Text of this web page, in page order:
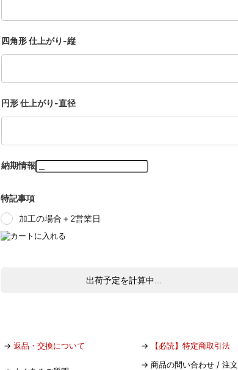
四角形 仕上がり-縦
円形 仕上がり-直径
納期情報
特記事項
加工の場合＋2営業日
出荷予定を計算中...
→ 返品・交換について → 【必読】特定商取引法
→ 商品の問い合わせ / 注文